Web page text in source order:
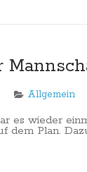
Allgemein
es wieder
dem Plan.